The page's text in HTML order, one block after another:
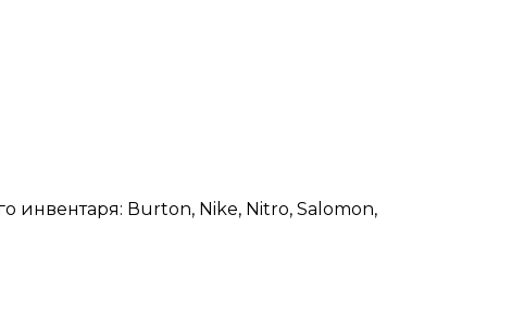
инвентаря: Вurtоn, Nikе, Nitrо, Sаlоmоn,